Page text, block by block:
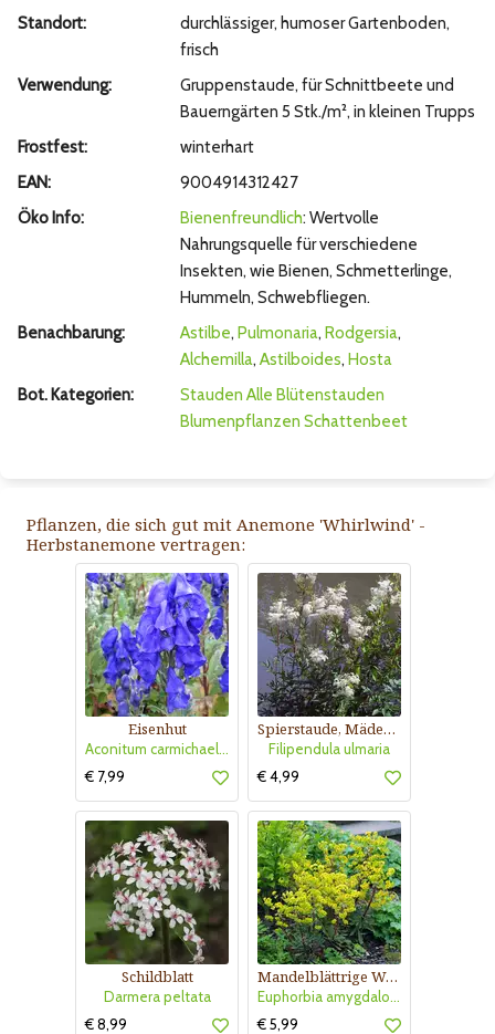
Standort:
durchlässiger, humoser Gartenboden,
frisch
Verwendung:
Gruppenstaude, für Schnittbeete und
Bauerngärten 5 Stk./m², in kleinen Trupps
Frostfest:
winterhart
EAN:
9004914312427
Öko Info:
Bienenfreundlich: Wertvolle
Nahrungsquelle für verschiedene
Insekten, wie Bienen, Schmetterlinge,
Hummeln, Schwebfliegen.
Benachbarung:
Astilbe, Pulmonaria, Rodgersia,
Alchemilla, Astilboides, Hosta
Bot. Kategorien:
Stauden Alle Blütenstauden
Blumenpflanzen Schattenbeet
Pflanzen, die sich gut mit Anemone 'Whirlwind' -
Herbstanemone vertragen:
Eisenhut
Aconitum carmichaelii 'Arendsii'
€ 7,99
Spierstaude, Mädesüß
Filipendula ulmaria
€ 4,99
Schildblatt
Darmera peltata
€ 8,99
Mandelblättrige Wolfsmilch
Euphorbia amygdaloides 'Purpurea'
€ 5,99